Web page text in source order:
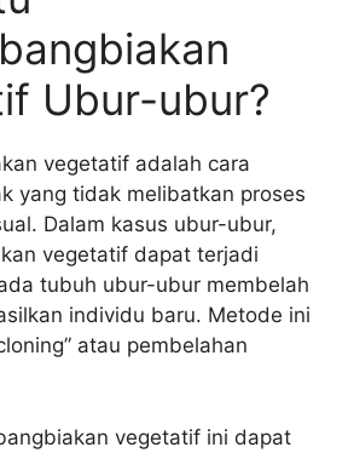
Ubur-ubur?
vegetatif adalah cara
yang tidak melibatkan proses
Dalam kasus ubur-ubur,
vegetatif dapat terjadi
tubuh ubur-ubur membelah
individu baru. Metode ini
atau pembelahan
vegetatif ini dapat